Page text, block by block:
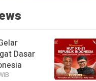
Dasar